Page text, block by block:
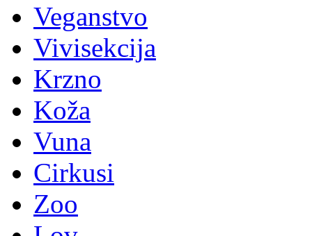
Veganstvo
Vivisekcija
Krzno
Koža
Vuna
Cirkusi
Zoo